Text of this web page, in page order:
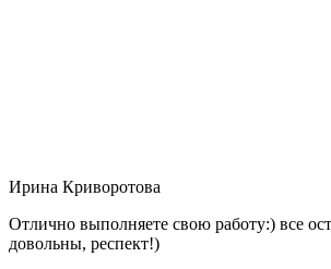
Ирина Криворотова
Отлично выполняете свою работу:) все
довольны, респект!)